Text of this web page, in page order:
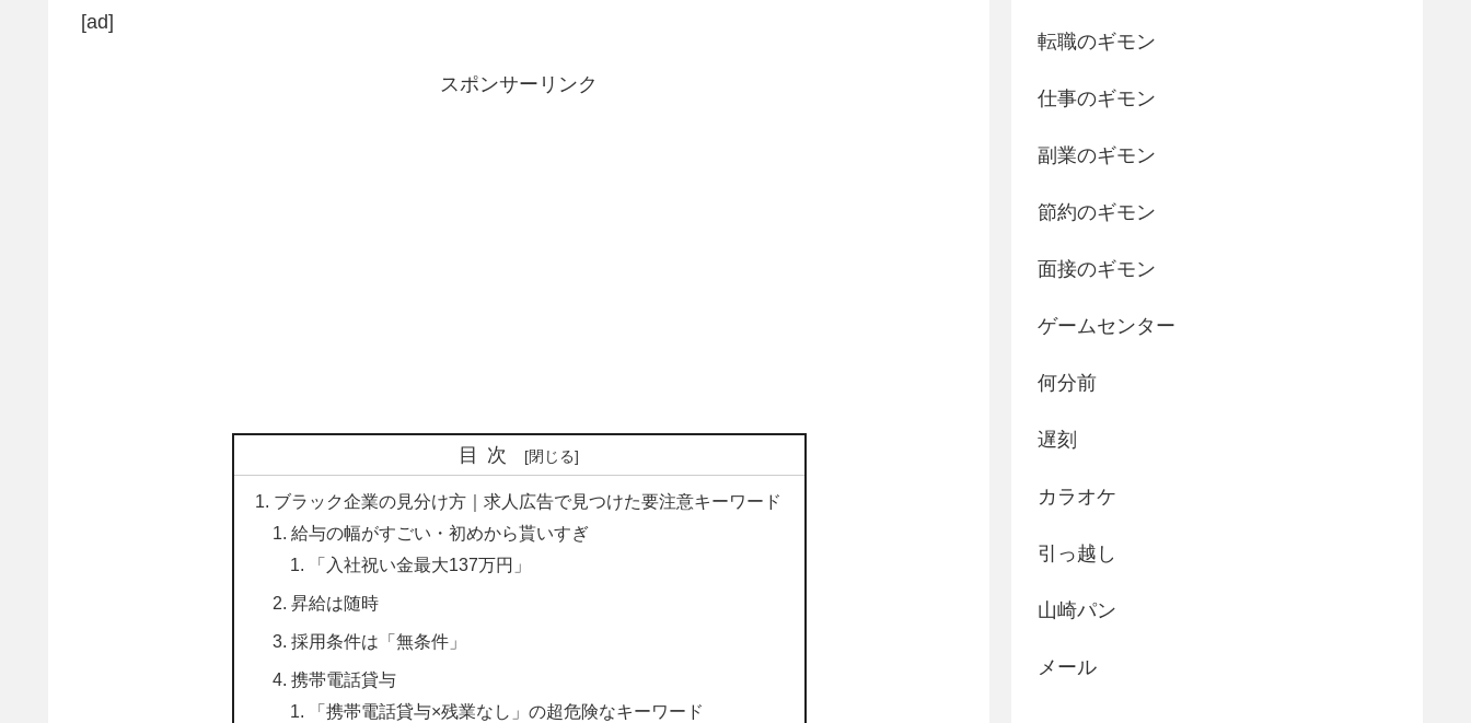
[ad]
スポンサーリンク
目次
ブラック企業の見分け方｜求人広告で見つけた要注意キーワード
給与の幅がすごい・初めから貰いすぎ
「入社祝い金最大137万円」
昇給は随時
採用条件は「無条件」
携帯電話貸与
「携帯電話貸与×残業なし」の超危険なキーワード
転職のギモン
仕事のギモン
副業のギモン
節約のギモン
面接のギモン
ゲームセンター
何分前
遅刻
カラオケ
引っ越し
山崎パン
メール